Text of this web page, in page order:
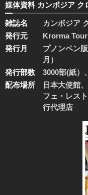
媒体資料 カンボジア ク
雑誌名
カンボジア
発行元
Krorma
発行月
プノンペン
月）
発行部数
3000部(紙）
配布場所
日本大使館
フェ・レス
行代理店